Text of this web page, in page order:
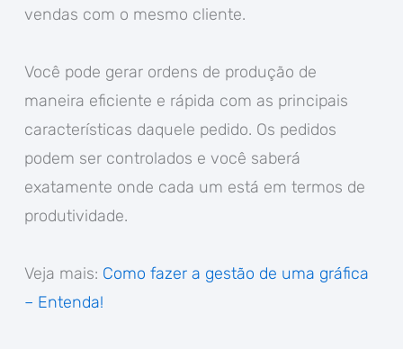
vendas com o mesmo cliente.
Você pode gerar ordens de produção de
maneira eficiente e rápida com as principais
características daquele pedido. Os pedidos
podem ser controlados e você saberá
exatamente onde cada um está em termos de
produtividade.
Veja mais: Como fazer a gestão de uma gráfica
– Entenda!